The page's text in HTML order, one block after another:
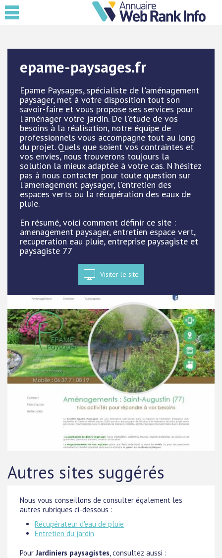
epame-paysages.fr
Epame Paysages, spécialiste de l'aménagement
paysager, met à votre disposition tout son
savoir-faire et vous propose ses services pour
l'aménager votre jardin. De l'étude de vos
besoins à la réalisation, notre équipe de
professionnels vous accompagne tout au long
du projet. Quels que soient vos contraintes et
vos envies, nous trouverons toujours la
solution la mieux adaptée à votre cas. N'hésitez
pas à nous contacter pour toute question sur
l'amenagement paysager, l'entretien des
espaces verts ou la récupération des eaux de
pluie.
En résumé, voici comment définir ce site :
amenagement paysager, entretien espace vert,
recuperation eau pluie, entreprise paysagiste et
paysagiste 77
Visiter le site
Autres sites suggérés
Nous vous conseillons de consulter également les
autres rubriques ci-dessous :
Récupérateur d'eau de pluie
Entretien du jardin
PourJardiniers paysagistes, consultez aussi :